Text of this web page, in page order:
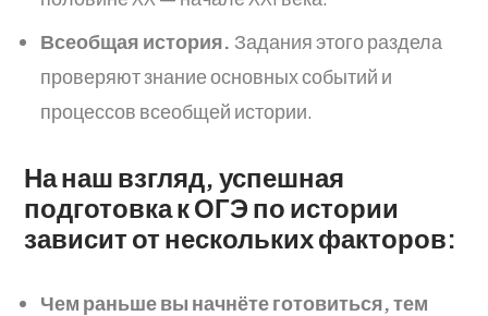
Всеобщая история. Задания этого раздела
проверяют знание основных событий и
процессов всеобщей истории.
На наш взгляд, успешная
подготовка к ОГЭ по истории
зависит от нескольких факторов:
Чем раньше вы начнёте готовиться, тем